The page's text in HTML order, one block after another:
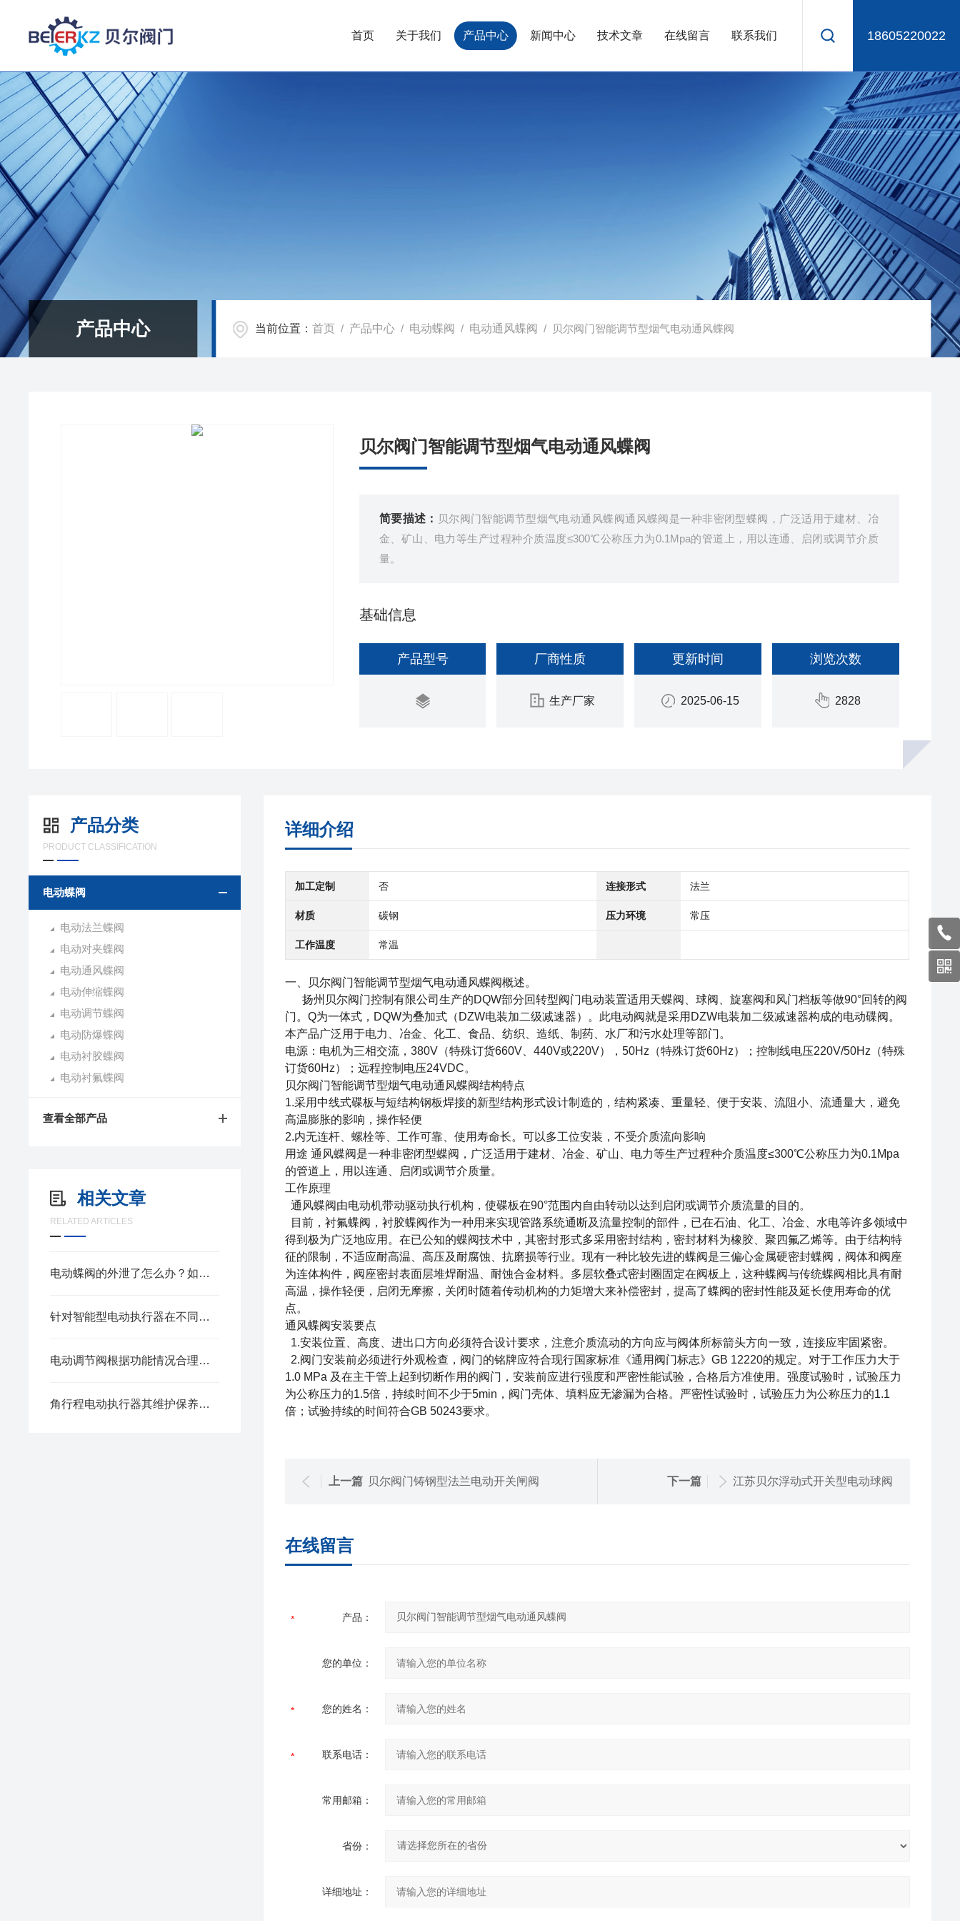
18605220022
首页 关于我们 产品中心 新闻中心 技术文章 在线留言 联系我们
产品中心 当前位置：首页 / 产品中心 / 电动蝶阀 / 电动通风蝶阀 / 贝尔阀门智能调节型烟气电动通风蝶阀
贝尔阀门智能调节型烟气电动通风蝶阀
简要描述： 贝尔阀门智能调节型烟气电动通风蝶阀通风蝶阀是一种非密闭型蝶阀，广泛适用于建材、冶
金、矿山、电力等生产过程种介质温度≤300℃公称压力为0.1Mpa的管道上，用以连通、启闭或调节介质
量。
基础信息
产品型号 厂商性质
生产厂家
更新时间
2025-06-15
浏览次数
2828
产品分类
PRODUCT CLASSIFICATION
电动蝶阀
电动法兰蝶阀
电动对夹蝶阀
电动通风蝶阀
电动伸缩蝶阀
电动调节蝶阀
电动防爆蝶阀
电动衬胶蝶阀
电动衬氟蝶阀
查看全部产品
相关文章
RELATED ARTICLES
电动蝶阀的外泄了怎么办？如何解决？
针对智能型电动执行器在不同阶段的故障分析
电动调节阀根据功能情况合理选购
角行程电动执行器其维护保养需围绕以下方面
详细介绍
加工定制 否 连接形式 法兰
材质 碳钢 压力环境 常压
工作温度 常温
一、 贝尔阀门智能调节型烟气电动通风蝶阀概述。
扬州贝尔阀门控制有限公司生产的DQW部分回转型阀门电动装置适用天蝶阀、球阀、旋塞阀和风门档板等做90°回转的阀
门。Q为一体式，DQW为叠加式（DZW电装加二级减速器）。此电动阀就是采用DZW电装加二级减速器构成的电动碟阀。
本产品广泛用于电力、冶金、化工、食品、纺织、造纸、制药、水厂和污水处理等部门。
电源：电机为三相交流，380V（特殊订货660V、440V或220V），50Hz（特殊订货60Hz）；控制线电压220V/50Hz（特殊
订货60Hz）；远程控制电压24VDC。
贝尔阀门智能调节型烟气电动通风蝶阀结构特点
1.采用中线式碟板与短结构钢板焊接的新型结构形式设计制造的，结构紧凑、重量轻、便于安装、流阻小、流通量大，避免
高温膨胀的影响，操作轻便
2.内无连杆、螺栓等、工作可靠、使用寿命长。可以多工位安装，不受介质流向影响
用途 通风蝶阀是一种非密闭型蝶阀，广泛适用于建材、冶金、矿山、电力等生产过程种介质温度≤300℃公称压力为0.1Mpa
的管道上，用以连通、启闭或调节介质量。
工作原理
通风蝶阀由电动机带动驱动执行机构，使碟板在90°范围内自由转动以达到启闭或调节介质流量的目的。
目前，衬氟蝶阀，衬胶蝶阀作为一种用来实现管路系统通断及流量控制的部件，已在石油、化工、冶金、水电等许多领域中
得到极为广泛地应用。在已公知的蝶阀技术中，其密封形式多采用密封结构，密封材料为橡胶、聚四氟乙烯等。由于结构特
征的限制，不适应耐高温、高压及耐腐蚀、抗磨损等行业。现有一种比较先进的蝶阀是三偏心金属硬密封蝶阀，阀体和阀座
为连体构件，阀座密封表面层堆焊耐温、耐蚀合金材料。多层软叠式密封圈固定在阀板上，这种蝶阀与传统蝶阀相比具有耐
高温，操作轻便，启闭无摩擦，关闭时随着传动机构的力矩增大来补偿密封，提高了蝶阀的密封性能及延长使用寿命的优
点。
通风蝶阀安装要点
1.安装位置、高度、进出口方向必须符合设计要求，注意介质流动的方向应与阀体所标箭头方向一致，连接应牢固紧密。
2.阀门安装前必须进行外观检查，阀门的铭牌应符合现行国家标准《通用阀门标志》GB 12220的规定。对于工作压力大于
1.0 MPa 及在主干管上起到切断作用的阀门，安装前应进行强度和严密性能试验，合格后方准使用。强度试验时，试验压力
为公称压力的1.5倍，持续时间不少于5min，阀门壳体、填料应无渗漏为合格。严密性试验时，试验压力为公称压力的1.1
倍；试验持续的时间符合GB 50243要求。
上一篇 贝尔阀门铸钢型法兰电动开关闸阀 下一篇 江苏贝尔浮动式开关型电动球阀
在线留言
产品：
您的单位：
您的姓名：
联系电话：
常用邮箱：
省份：
详细地址：